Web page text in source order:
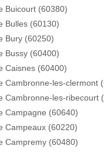
Buicourt (60380)
Bulles (60130)
Bury (60250)
Bussy (60400)
Caisnes (60400)
Cambronne-les-clermont
Cambronne-les-ribecourt
Campagne (60640)
Campeaux (60220)
Campremy (60480)